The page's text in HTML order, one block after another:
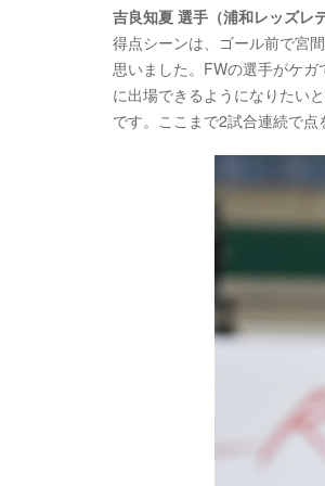
吉良知夏 選手（浦和レッズレ
得点シーンは、ゴール前で宮
思いました。FWの選手がケ
に出場できるようになりたい
です。ここまで2試合連続で点